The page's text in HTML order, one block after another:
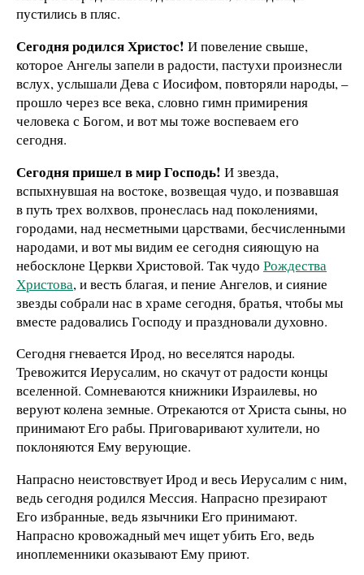
пустились в пляс.
Сегодня родился Христос! И повеление свыше,
которое Ангелы запели в радости, пастухи произнесли
вслух, услышали Дева с Иосифом, повторяли народы, –
прошло через все века, словно гимн примирения
человека с Богом, и вот мы тоже воспеваем его
сегодня.
Сегодня пришел в мир Господь! И звезда,
вспыхнувшая на востоке, возвещая чудо, и позвавшая
в путь трех волхвов, пронеслась над поколениями,
городами, над несметными царствами, бесчисленными
народами, и вот мы видим ее сегодня сияющую на
небосклоне Церкви Христовой. Так чудо Рождества
Христова, и весть благая, и пение Ангелов, и сияние
звезды собрали нас в храме сегодня, братья, чтобы мы
вместе радовались Господу и праздновали духовно.
Сегодня гневается Ирод, но веселятся народы.
Тревожится Иерусалим, но скачут от радости концы
вселенной. Сомневаются книжники Израилевы, но
веруют колена земные. Отрекаются от Христа сыны, но
принимают Его рабы. Приговаривают хулители, но
поклоняются Ему верующие.
Напрасно неистовствует Ирод и весь Иерусалим с ним,
ведь сегодня родился Мессия. Напрасно презирают
Его избранные, ведь язычники Его принимают.
Напрасно кровожадный меч ищет убить Его, ведь
иноплеменники оказывают Ему приют.